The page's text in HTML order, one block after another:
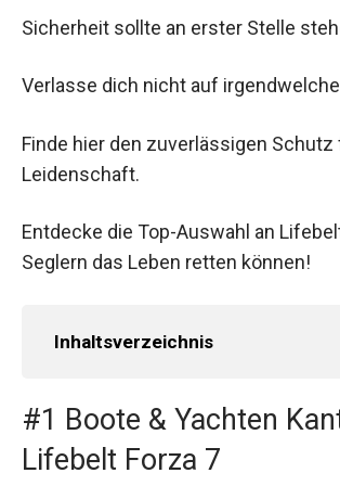
Sicherheit sollte an erster Stelle
Verlasse dich nicht auf
Finde hier den zuverlässigen Schutz
Leidenschaft.
Entdecke die Top-Auswahl an
Seglern das Leben retten können!
Inhaltsverzeichnis
#1 Boote & Yachten
Lifebelt Forza 7